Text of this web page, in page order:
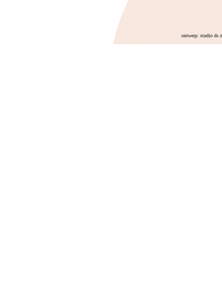
ontwerp: studio ds